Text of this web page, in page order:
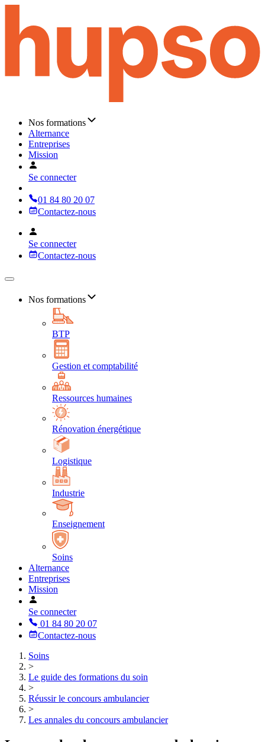
Nos formations
Alternance
Entreprises
Mission
Se connecter
01 84 80 20 07
Contactez-nous
Se connecter
Contactez-nous
Nos formations
BTP
Gestion et comptabilité
Ressources humaines
Rénovation énergétique
Logistique
Industrie
Enseignement
Soins
Alternance
Entreprises
Mission
Se connecter
01 84 80 20 07
Contactez-nous
Soins
>
Le guide des formations du soin
>
Réussir le concours ambulancier
>
Les annales du concours ambulancier